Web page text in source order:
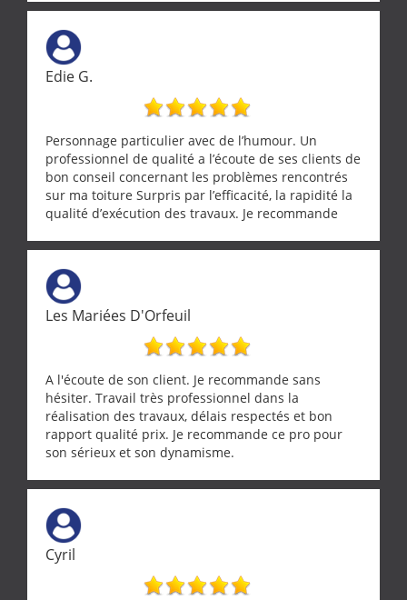
Une équipe sérieuse, réactive et compétente. C'est
vraiment rassurant de pouvoir compter sur des
artisans aussi professionnels. Merci encore !
Edie G.
Personnage particulier avec de l’humour. Un
professionnel de qualité a l’écoute de ses clients de
bon conseil concernant les problèmes rencontrés
sur ma toiture Surpris par l’efficacité, la rapidité la
qualité d’exécution des travaux. Je recommande
Les Mariées D'Orfeuil
A l'écoute de son client. Je recommande sans
hésiter. Travail très professionnel dans la
réalisation des travaux, délais respectés et bon
rapport qualité prix. Je recommande ce pro pour
son sérieux et son dynamisme.
Cyril